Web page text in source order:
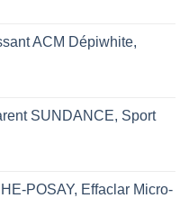
ACM Dépiwhite,
SUNDANCE, Sport
POSAY, Effaclar Micro-